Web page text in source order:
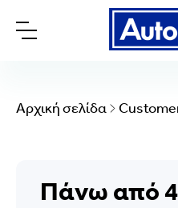
Αρχική σελίδα
Πάνω από